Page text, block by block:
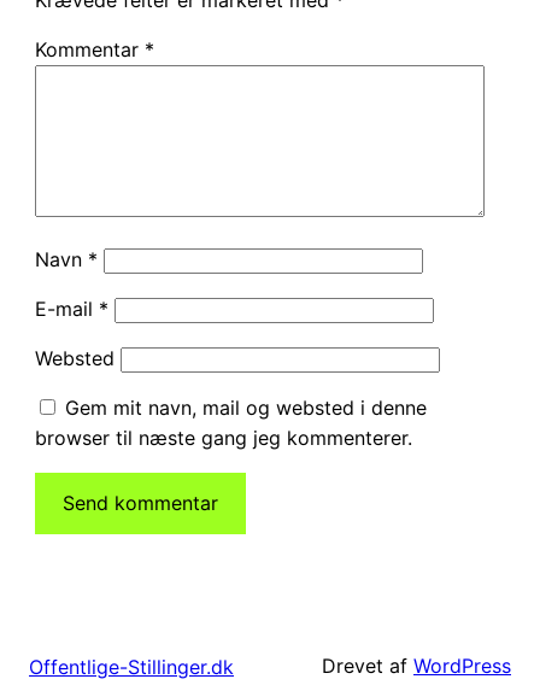
Kommentar *
Navn *
E-mail *
Websted
Gem mit navn, mail og websted i denne
browser til næste gang jeg kommenterer.
Offentlige-Stillinger.dk Drevet af WordPress